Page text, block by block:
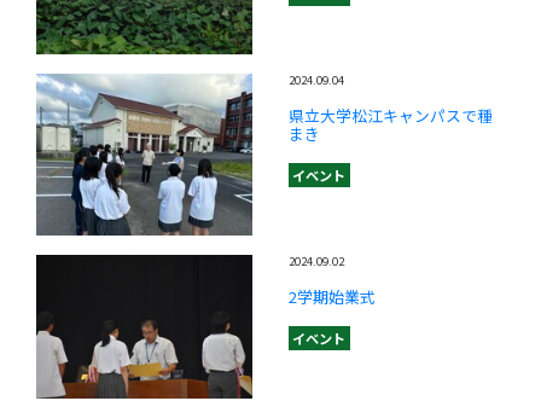
2024.09.04
県立大学松江キャンパスで種
まき
イベント
2024.09.02
2学期始業式
イベント